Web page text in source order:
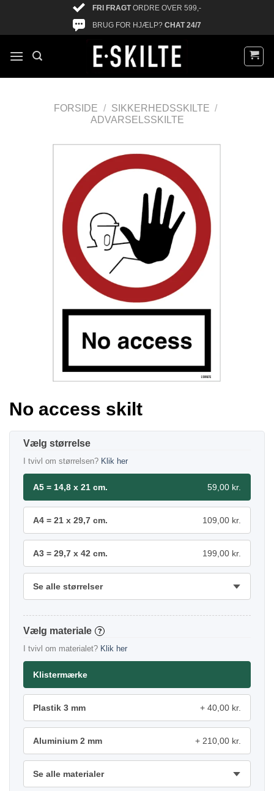
FRI FRAGTORDRE OVER 599,-
BRUG FOR HJÆLP? CHAT 24/7
FORSIDE / SIKKERHEDSSKILTE /
ADVARSELSSKILTE
No access skilt
størrelse
I tvivl om størrelsen? Klik her
A5 = 14,8 x 21 cm. 59,00 kr.
A4 = 21 x 29,7 cm. 109,00 kr.
A3 = 29,7 x 42 cm. 199,00 kr.
Se alle størrelser
materiale ?
I tvivl om materialet? Klik her
Klistermærke
Plastik 3 mm 40,00 kr.
Aluminium 2 mm 210,00 kr.
Se alle materialer